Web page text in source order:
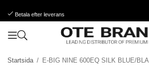
Betala efter leverans
Startsida / E-BIG NINE 600EQ SILK BLUE/